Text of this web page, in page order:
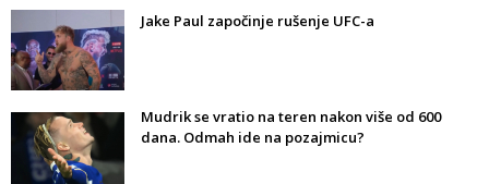
Jake Paul započinje rušenje UFC-a
Mudrik se vratio na teren nakon više od 600
dana. Odmah ide na pozajmicu?